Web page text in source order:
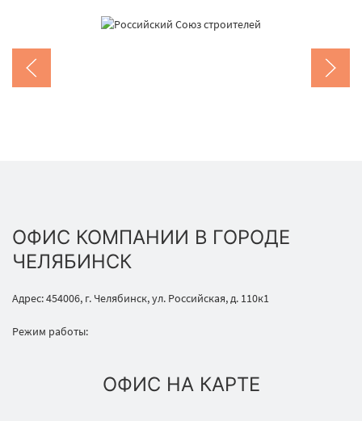
ОФИС КОМПАНИИ В ГОРОДЕ
ЧЕЛЯБИНСК
Адрес: 454006, г. Челябинск, ул. Российская, д. 110к1
Режим работы:
ОФИС НА КАРТЕ